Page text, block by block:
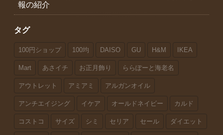
報の紹介
タグ
100円ショップ 100均 DAISO GU H&M IKEA
Mart あさイチ お正月飾り ららぽーと海老名
アウトレット アミアミ アルガンオイル
アンチエイジング イケア オールドネイビー カルド
コストコ サイズ シミ セリア セール ダイエット